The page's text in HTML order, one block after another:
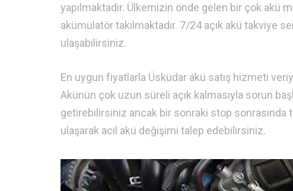
yapılmaktadır. Ülkemizin önde gelen bir çok akü
akümülatör takılmaktadır. 7/24 açık akü takviye
ulaşabilirsiniz.
En uygun fiyatlarla Üsküdar akü satış hizmeti
Akünün çok uzun süreli açık kalmasıyla sorun
getirebilirsiniz ancak bir sonraki stop sonrasında
ulaşarak acil akü değişimi talep edebilirsiniz.